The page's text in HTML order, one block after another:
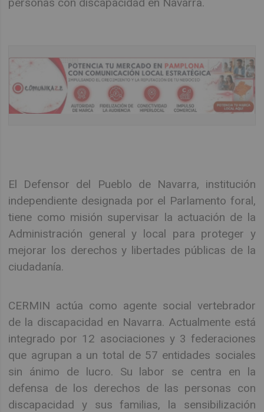
personas con discapacidad en Navarra.
El Defensor del Pueblo de Navarra, institución
independiente designada por el Parlamento foral,
tiene como misión supervisar la actuación de la
Administración general y local para proteger y
mejorar los derechos y libertades públicas de la
ciudadanía.
CERMIN actúa como agente social vertebrador
de la discapacidad en Navarra. Actualmente está
integrado por 12 asociaciones y 3 federaciones
que agrupan a un total de 57 entidades sociales
sin ánimo de lucro. Su labor se centra en la
defensa de los derechos de las personas con
discapacidad y sus familias, la sensibilización